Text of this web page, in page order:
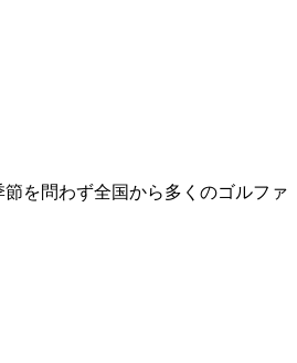
を問わず全国から多くのゴルファ